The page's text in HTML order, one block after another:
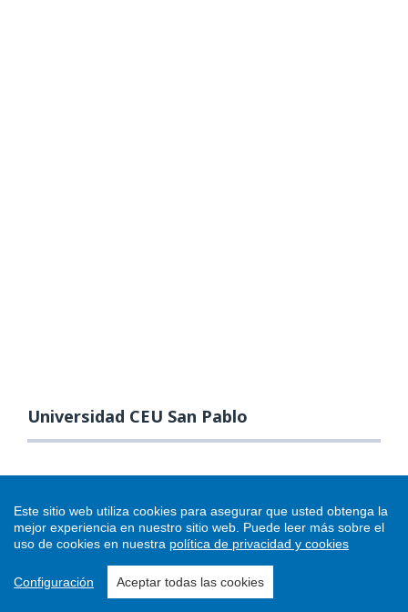
Universidad CEU San Pablo
Este sitio web utiliza cookies para asegurar que usted obtenga la
mejor experiencia en nuestro sitio web. Puede leer más sobre el
uso de cookies en nuestra política de privacidad y cookies
Configuración Aceptar todas las cookies